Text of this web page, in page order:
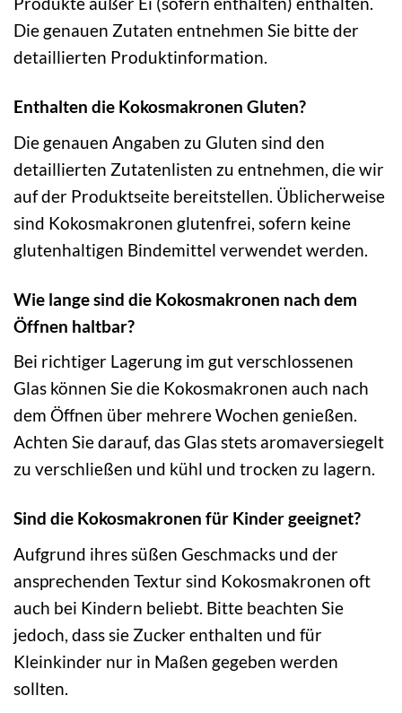
Die genauen Zutaten entnehmen Sie bitte der
detaillierten Produktinformation.
Enthalten die Kokosmakronen Gluten?
Die genauen Angaben zu Gluten sind den
detaillierten Zutatenlisten zu entnehmen, die wir
auf der Produktseite bereitstellen. Üblicherweise
sind Kokosmakronen glutenfrei, sofern keine
glutenhaltigen Bindemittel verwendet werden.
Wie lange sind die Kokosmakronen nach dem
Öffnen haltbar?
Bei richtiger Lagerung im gut verschlossenen
Glas können Sie die Kokosmakronen auch nach
dem Öffnen über mehrere Wochen genießen.
Achten Sie darauf, das Glas stets aromaversiegelt
zu verschließen und kühl und trocken zu lagern.
Sind die Kokosmakronen für Kinder geeignet?
Aufgrund ihres süßen Geschmacks und der
ansprechenden Textur sind Kokosmakronen oft
auch bei Kindern beliebt. Bitte beachten Sie
jedoch, dass sie Zucker enthalten und für
Kleinkinder nur in Maßen gegeben werden
sollten.